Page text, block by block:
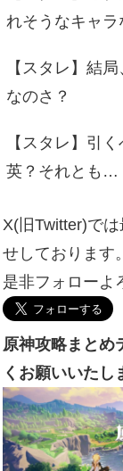
れそうなキャラ
【スタレ】結
なのさ？
【スタレ】引
英？それとも…
X(旧Twitter)で
せしております。
是非フォローよ
原神攻略まとめ
くお願いいたし